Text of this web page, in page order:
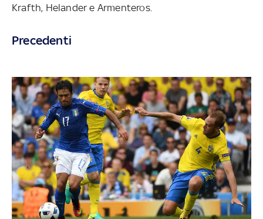
Krafth, Helander e Armenteros.
Precedenti